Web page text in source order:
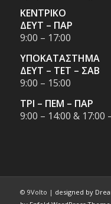
ΚΕΝΤΡΙΚΟ
ΔΕΥΤ – ΠΑΡ
9:00 – 17:00
ΥΠΟΚΑΤΑΣΤΗΜΑ
ΔΕΥΤ – ΤΕΤ – ΣΑΒ
9:00 – 15:00
ΤΡΙ – ΠΕΜ – ΠΑΡ
9:00 – 14:00 & 17:00
© 9Volto | designed by